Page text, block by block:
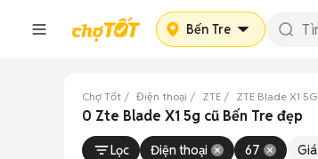
Bến Tre
Chợ Tốt Điện thoại ZTE ZTE Blade X1 5G
0 Zte Blade X1 5g cũ Bến Tre đẹp
Lọc Điện thoại 67 Giá